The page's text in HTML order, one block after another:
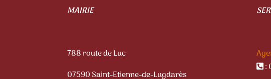
MAIRIE
788 route de Luc
07590 Saint-Etienne-de-Lugdarès
: